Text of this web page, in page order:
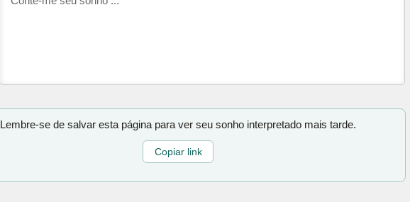
Lembre-se de salvar esta página para ver seu sonho interpretado mais tarde.
Copiar link